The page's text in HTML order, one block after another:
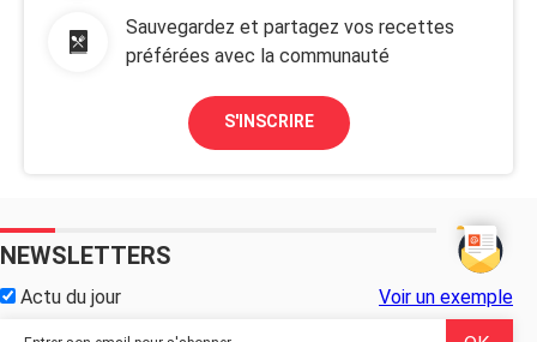
Sauvegardez et partagez vos recettes
préférées avec la communauté
S'INSCRIRE
NEWSLETTERS
Actu du jour Voir un exemple